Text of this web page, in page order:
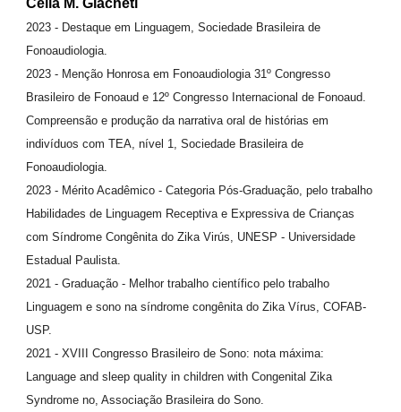
Célia M. Giacheti
2023 - Destaque em Linguagem, Sociedade Brasileira de
Fonoaudiologia.
2023 - Menção Honrosa em Fonoaudiologia 31º Congresso
Brasileiro de Fonoaud e 12º Congresso Internacional de Fonoaud.
Compreensão e produção da narrativa oral de histórias em
indivíduos com TEA, nível 1, Sociedade Brasileira de
Fonoaudiologia.
2023 - Mérito Acadêmico - Categoria Pós-Graduação, pelo trabalho
Habilidades de Linguagem Receptiva e Expressiva de Crianças
com Síndrome Congênita do Zika Virús, UNESP - Universidade
Estadual Paulista.
2021 - Graduação - Melhor trabalho científico pelo trabalho
Linguagem e sono na síndrome congênita do Zika Vírus, COFAB-
USP.
2021 - XVIII Congresso Brasileiro de Sono: nota máxima:
Language and sleep quality in children with Congenital Zika
Syndrome no, Associação Brasileira do Sono.